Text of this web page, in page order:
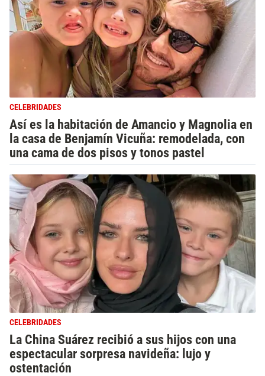
CELEBRIDADES
Así es la habitación de Amancio y Magnolia en
la casa de Benjamín Vicuña: remodelada, con
una cama de dos pisos y tonos pastel
CELEBRIDADES
La China Suárez recibió a sus hijos con una
espectacular sorpresa navideña: lujo y
ostentación